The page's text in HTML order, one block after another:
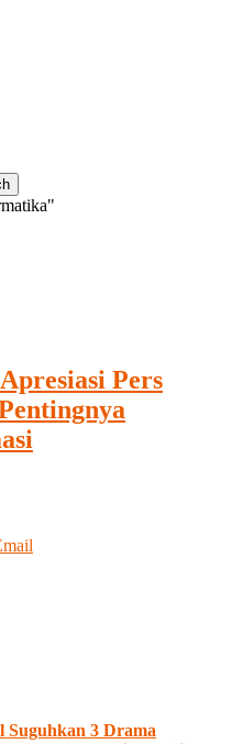
Pers
Suguhkan 3 Drama